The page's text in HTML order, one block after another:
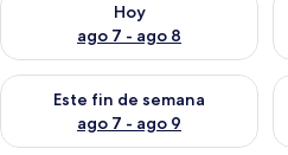
Hoy
ago 7 - ago 8
Este fin de semana
ago 7 - ago 9
Consulta la disponibilidad para